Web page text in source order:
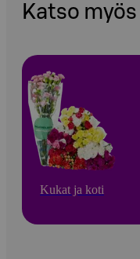
Katso myös
Kukat ja koti